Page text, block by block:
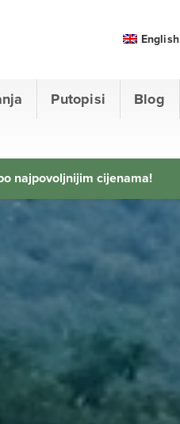
Putopisi Blog
English
najpovoljnijim cijenama!